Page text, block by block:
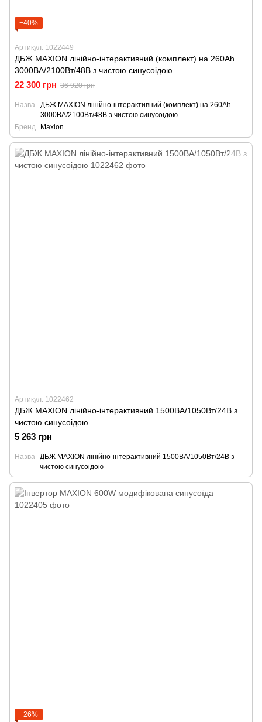
−40%
Артикул: 1022449
ДБЖ MAXION лінійно-інтерактивний (комплект) на 260Ah
3000ВА/2100Вт/48В з чистою синусоідою
22 300 грн 36 920 грн
Назва
ДБЖ MAXION лінійно-інтерактивний (комплект) на 260Ah
3000ВА/2100Вт/48В з чистою синусоідою
Бренд
Maxion
Артикул: 1022462
ДБЖ MAXION лінійно-інтерактивний 1500ВА/1050Вт/24В з
чистою синусоідою
5 263 грн
Назва ДБЖ MAXION лінійно-інтерактивний 1500ВА/1050Вт/24В з
чистою синусоідою
−26%